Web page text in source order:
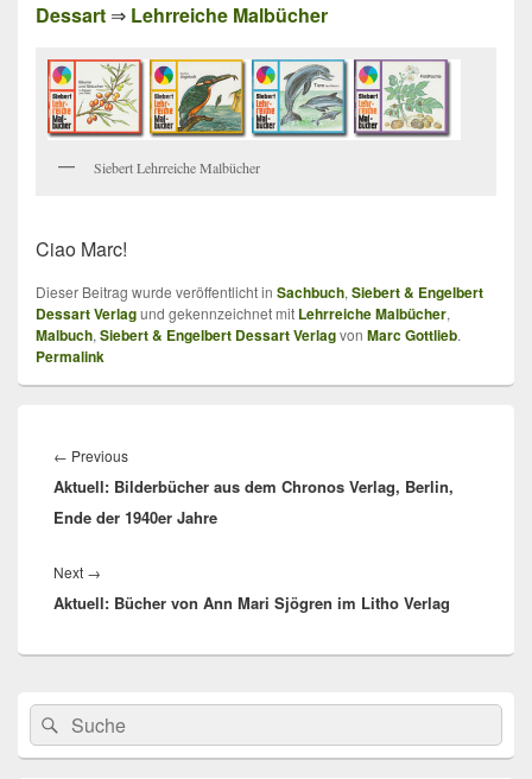
Dessart ⇒ Lehrreiche Malbücher
Siebert Lehrreiche Malbücher
Ciao Marc!
Dieser Beitrag wurde veröffentlicht in Sachbuch, Siebert & Engelbert
Dessart Verlagund gekennzeichnet mit Lehrreiche Malbücher,
Malbuch, Siebert & Engelbert Dessart Verlagvon Marc Gottlieb.
Permalink
← PreviousPrevious
post:
Aktuell: Bilderbücher aus dem Chronos Verlag, Berlin,
Ende der 1940er Jahre
Next →
post:
Aktuell: Bücher von Ann Mari Sjögren im Litho Verlag
Primärer
Seitenleisten
Widget-
Bereich
Search
for:
Suche